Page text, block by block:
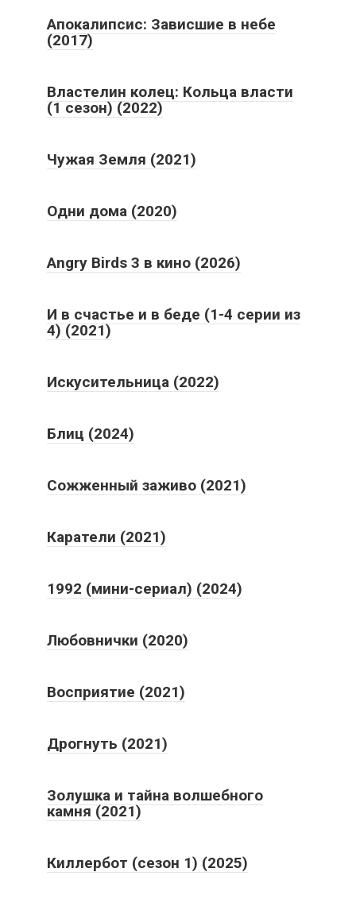
Апокалипсис: Зависшие в небе
(2017)
Властелин колец: Кольца власти
(1 сезон) (2022)
Чужая Земля (2021)
Одни дома (2020)
Angry Birds 3 в кино (2026)
И в счастье и в беде (1-4 серии из
4) (2021)
Искусительница (2022)
Блиц (2024)
Сожженный заживо (2021)
Каратели (2021)
1992 (мини-сериал) (2024)
Любовнички (2020)
Восприятие (2021)
Дрогнуть (2021)
Золушка и тайна волшебного
камня (2021)
Киллербот (сезон 1) (2025)